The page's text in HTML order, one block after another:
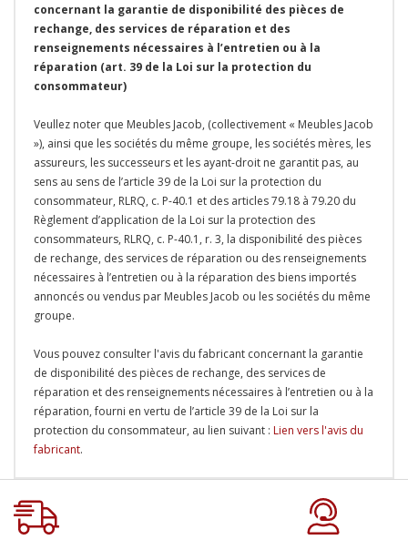
concernant la garantie de disponibilité des pièces de
rechange, des services de réparation et des
renseignements nécessaires à l’entretien ou à la
réparation (art. 39 de la Loi sur la protection du
consommateur)
Veullez noter que Meubles Jacob, (collectivement « Meubles Jacob
»), ainsi que les sociétés du même groupe, les sociétés mères, les
assureurs, les successeurs et les ayant-droit ne garantit pas, au
sens au sens de l’article 39 de la Loi sur la protection du
consommateur, RLRQ, c. P-40.1 et des articles 79.18 à 79.20 du
Règlement d’application de la Loi sur la protection des
consommateurs, RLRQ, c. P-40.1, r. 3, la disponibilité des pièces
de rechange, des services de réparation ou des renseignements
nécessaires à l’entretien ou à la réparation des biens importés
annoncés ou vendus par Meubles Jacob ou les sociétés du même
groupe.
Vous pouvez consulter l'avis du fabricant concernant la garantie
de disponibilité des pièces de rechange, des services de
réparation et des renseignements nécessaires à l’entretien ou à la
réparation, fourni en vertu de l’article 39 de la Loi sur la
protection du consommateur, au lien suivant : Lien vers l'avis du
fabricant.
Onglet
personnalisé